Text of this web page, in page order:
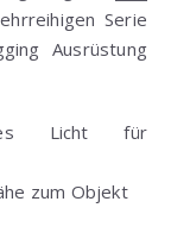
Serie
Ausrüstung
Licht für
zum Objekt